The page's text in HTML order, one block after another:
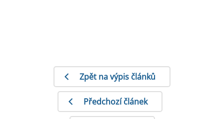
Zpět na výpis článků
Předchozí článek